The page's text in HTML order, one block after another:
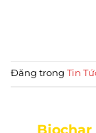
Đăng trong Tin
Biochar